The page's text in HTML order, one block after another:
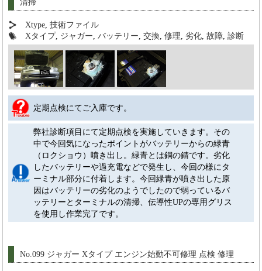
Xtype ,技術ファイル
Xタイプ, ジャガー ,バッテリー ,交換 ,修理 ,劣化 ,故障 ,診断
定期点検にてご入庫です。
弊社診断項目にて定期点検を実施していきます。その
中で今回気になったポイントがバッテリーからの緑青
（ロクショウ）噴き出し。緑青とは銅の錆です。劣化
したバッテリーや過充電などで発生し、今回の様にタ
ーミナル部分に付着します。今回緑青が噴き出した原
因はバッテリーの劣化のようでしたので弱っているバ
ッテリーとターミナルの清掃、伝導性UPの専用グリス
を使用し作業完了です。
No.099 ジャガー Xタイプ エンジン始動不可修理 点検 修理